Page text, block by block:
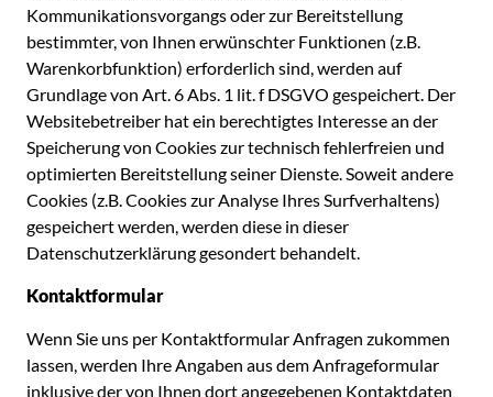
Kommunikationsvorgangs oder zur Bereitstellung
bestimmter, von Ihnen erwünschter Funktionen (z.B.
Warenkorbfunktion) erforderlich sind, werden auf
Grundlage von Art. 6 Abs. 1 lit. f DSGVO gespeichert. Der
Websitebetreiber hat ein berechtigtes Interesse an der
Speicherung von Cookies zur technisch fehlerfreien und
optimierten Bereitstellung seiner Dienste. Soweit andere
Cookies (z.B. Cookies zur Analyse Ihres Surfverhaltens)
gespeichert werden, werden diese in dieser
Datenschutzerklärung gesondert behandelt.
Kontaktformular
Wenn Sie uns per Kontaktformular Anfragen zukommen
lassen, werden Ihre Angaben aus dem Anfrageformular
inklusive der von Ihnen dort angegebenen Kontaktdaten